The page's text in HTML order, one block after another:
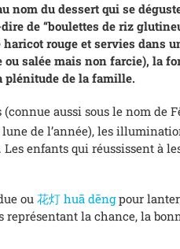
nom du dessert qui se
dire de “boulettes de riz
rouge et servies dans
ou salée mais non farcie), la
plénitude de la famille.
aussi sous le nom de
de l’année), les
enfants qui réussissent à
ou 花灯 huā dēngpour
la chance, la